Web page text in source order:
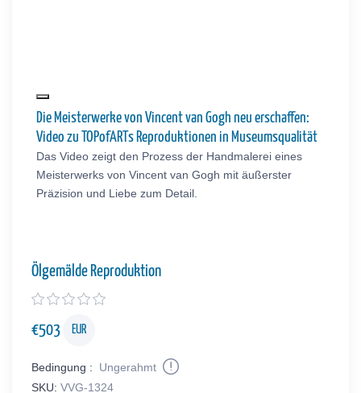
Die Meisterwerke von Vincent van Gogh neu erschaffen:
Video zu TOPofARTs Reproduktionen in Museumsqualität
Das Video zeigt den Prozess der Handmalerei eines
Meisterwerks von Vincent van Gogh mit äußerster
Präzision und Liebe zum Detail.
Ölgemälde Reproduktion
€503 EUR
Bedingung :
Ungerahmt
SKU: VVG-1324